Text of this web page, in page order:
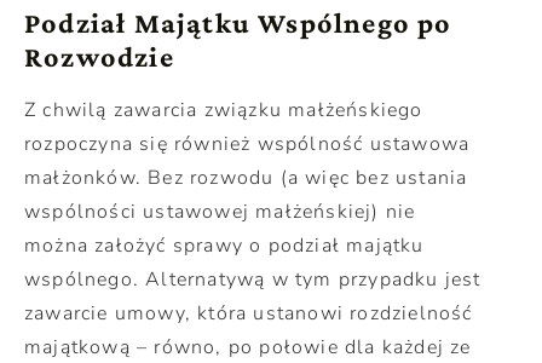
Podział Majątku Wspólnego po
Rozwodzie
Z chwilą zawarcia związku małżeńskiego
rozpoczyna się również wspólność ustawowa
małżonków. Bez rozwodu (a więc bez ustania
wspólności ustawowej małżeńskiej) nie
można założyć sprawy o podział majątku
wspólnego. Alternatywą w tym przypadku jest
zawarcie umowy, która ustanowi rozdzielność
majątkową – równo, po połowie dla każdej ze